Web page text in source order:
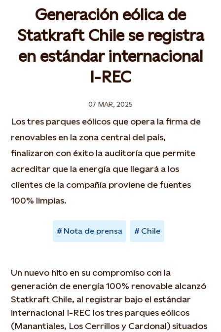
Generación eólica de
Statkraft Chile se registra
en estándar internacional
I-REC
07 MAR, 2025
Los tres parques eólicos que opera la firma de
renovables en la zona central del país,
finalizaron con éxito la auditoría que permite
acreditar que la energía que llegará a los
clientes de la compañía proviene de fuentes
100% limpias.
Nota de prensa Chile
Un nuevo hito en su compromiso con la
generación de energía 100% renovable alcanzó
Statkraft Chile, al registrar bajo el estándar
internacional I-REC los tres parques eólicos
(Manantiales, Los Cerrillos y Cardonal) situados